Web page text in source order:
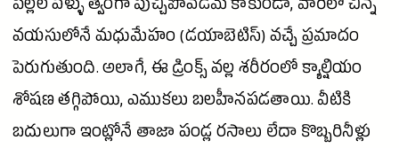
పిల్లల పళ్ళు త్వరగా పుచ్చిపోవడమే కాకుండా, వారిలో చిన్న
వయసులోనే మధుమేహం (డయాబెటిస్) వచ్చే ప్రమాదం
పెరుగుతుంది. అలాగే, ఈ డ్రింక్స్ వల్ల శరీరంలో క్యాల్షియం
శోషణ తగ్గిపోయి, ఎముకలు బలహీనపడతాయి. వీటికి
బదులుగా ఇంట్లోనే తాజా పండ్ల రసాలు లేదా కొబ్బరినీళ్లు